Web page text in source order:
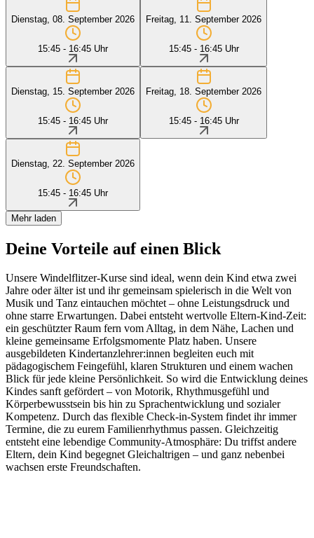
Dienstag, 08. September 2026
15:45 - 16:45 Uhr
Freitag, 11. September 2026
15:45 - 16:45 Uhr
Dienstag, 15. September 2026
15:45 - 16:45 Uhr
Freitag, 18. September 2026
15:45 - 16:45 Uhr
Dienstag, 22. September 2026
15:45 - 16:45 Uhr
Mehr laden
Deine Vorteile auf einen Blick
Unsere Windelflitzer-Kurse sind ideal, wenn dein Kind etwa zwei
Jahre oder älter ist und ihr gemeinsam spielerisch in die Welt von
Musik und Tanz eintauchen möchtet – ohne Leistungsdruck und
ohne starre Erwartungen. Dabei entsteht wertvolle Eltern-Kind-Zeit:
ein geschützter Raum fern vom Alltag, in dem Nähe, Lachen und
kleine gemeinsame Erfolgsmomente Platz haben. Unsere
ausgebildeten Kindertanzlehrer:innen begleiten euch mit
pädagogischem Feingefühl, klaren Strukturen und einem wachen
Blick für jede kleine Persönlichkeit. So wird die Entwicklung deines
Kindes sanft gefördert – von Motorik, Rhythmusgefühl und
Körperbewusstsein bis hin zu Sprachentwicklung und sozialer
Kompetenz. Durch das flexible Check-in-System findet ihr immer
Termine, die zu eurem Familienrhythmus passen. Gleichzeitig
entsteht eine lebendige Community-Atmosphäre: Du triffst andere
Eltern, dein Kind begegnet Gleichaltrigen – und ganz nebenbei
wachsen erste Freundschaften.